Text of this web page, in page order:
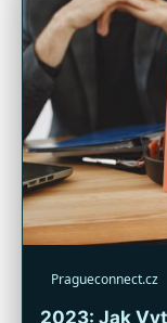
Pragueconnect.cz
2023: Jak